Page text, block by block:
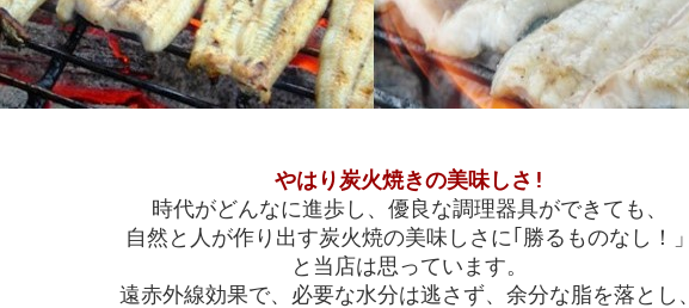
やはり炭火焼きの美味しさ!
時代がどんなに進歩し、優良な調理器具ができても、
自然と人が作り出す炭火焼の美味しさに｢勝るものなし！」
と当店は思っています。
遠赤外線効果で、必要な水分は逃さず、余分な脂を落とし、